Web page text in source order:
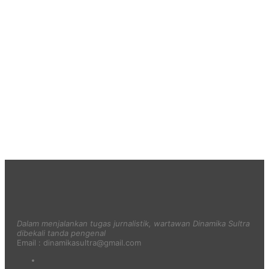
Dalam menjalankan tugas jurnalistik, wartawan Dinamika Sultra
dibekali tanda pengenal
Email : dinamikasultra@gmail.com